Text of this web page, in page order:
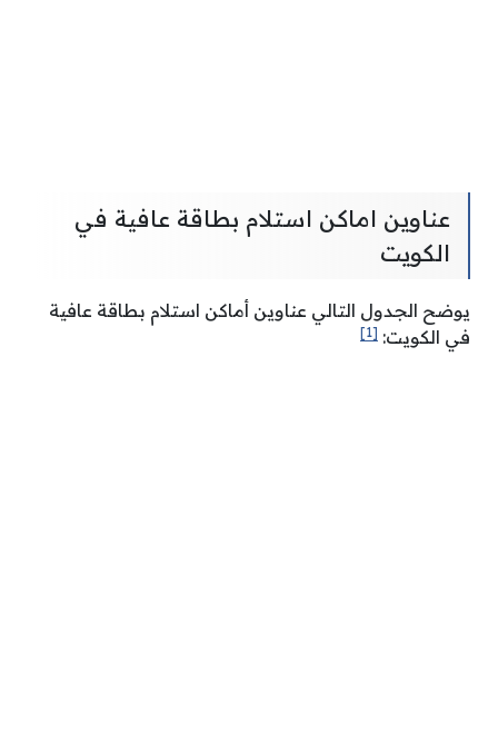
عناوين اماكن استلام بطاقة عافية في
الكويت
يوضح الجدول التالي عناوين أماكن استلام بطاقة عافية
في الكويت: [1]